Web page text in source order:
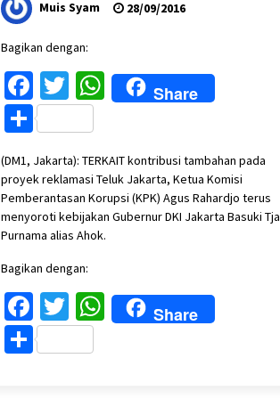
Muis Syam 28/09/2016
Bagikan dengan:
Facebook
Twitter
WhatsApp
Share
Share
(DM1, Jakarta): TERKAIT kontribusi tambahan pada
proyek reklamasi Teluk Jakarta, Ketua Komisi
Pemberantasan Korupsi (KPK) Agus Rahardjo terus
menyoroti kebijakan Gubernur DKI Jakarta Basuki
Purnama alias Ahok.
Bagikan dengan:
Facebook
Twitter
WhatsApp
Share
Share